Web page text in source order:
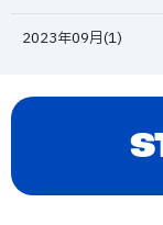
2023年09月(1)